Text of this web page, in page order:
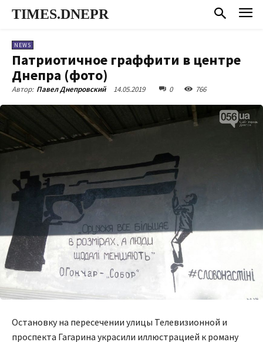
TIMES.DNEPR
NEWS
Патриотичное граффити в центре
Днепра (фото)
Автор: Павел Днепровский 14.05.2019 0 766
Остановку на пересечении улицы Телевизионной и
проспекта Гагарина украсили иллюстрацией к роману